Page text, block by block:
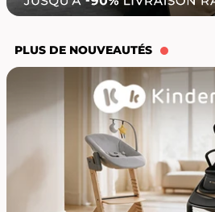
PLUS DE NOUVEAUTÉS